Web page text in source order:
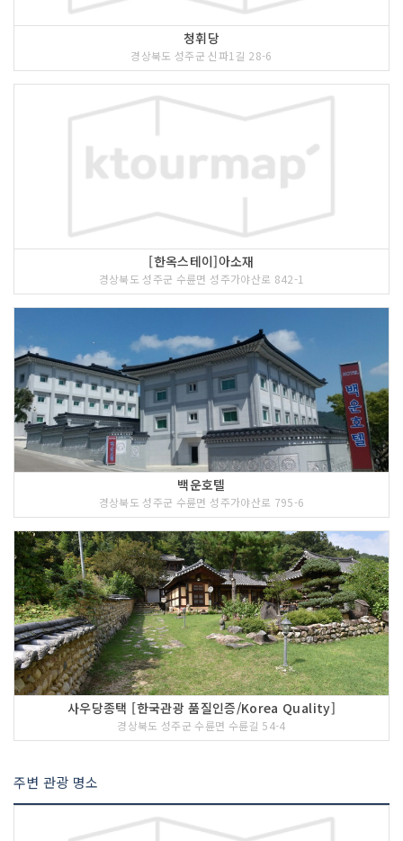
청휘당
경상북도 성주군 신파1길 28-6
[한옥스테이]아소재
경상북도 성주군 수륜면 성주가야산로 842-1
백운호텔
경상북도 성주군 수륜면 성주가야산로 795-6
사우당종택 [한국관광 품질인증/Korea Quality]
경상북도 성주군 수륜면 수륜길 54-4
주변 관광 명소